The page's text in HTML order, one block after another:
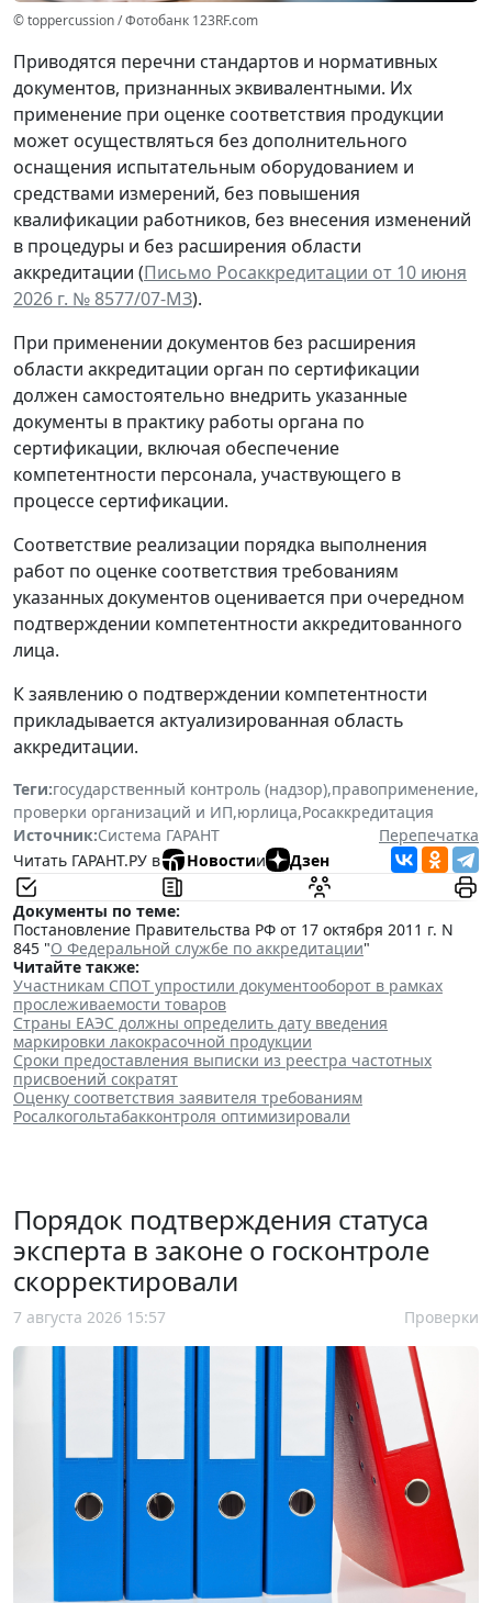
© toppercussion / Фотобанк 123RF.com
Приводятся перечни стандартов и нормативных
документов, признанных эквивалентными. Их
применение при оценке соответствия продукции
может осуществляться без дополнительного
оснащения испытательным оборудованием и
средствами измерений, без повышения
квалификации работников, без внесения изменений
в процедуры и без расширения области
аккредитации (Письмо Росаккредитации от 10 июня
2026 г. № 8577/07-МЗ).
При применении документов без расширения
области аккредитации орган по сертификации
должен самостоятельно внедрить указанные
документы в практику работы органа по
сертификации, включая обеспечение
компетентности персонала, участвующего в
процессе сертификации.
Соответствие реализации порядка выполнения
работ по оценке соответствия требованиям
указанных документов оценивается при очередном
подтверждении компетентности аккредитованного
лица.
К заявлению о подтверждении компетентности
прикладывается актуализированная область
аккредитации.
Теги:государственный контроль (надзор),правоприменение,
проверки организаций и ИП,юрлица,Росаккредитация
Источник:Система ГАРАНТ
Перепечатка
Читать ГАРАНТ.РУ в
Новостии Дзен
Документы по теме:
Постановление Правительства РФ от 17 октября 2011 г. N
845 "О Федеральной службе по аккредитации"
Читайте также:
Участникам СПОТ упростили документооборот в рамках
прослеживаемости товаров
Страны ЕАЭС должны определить дату введения
маркировки лакокрасочной продукции
Сроки предоставления выписки из реестра частотных
присвоений сократят
Оценку соответствия заявителя требованиям
Росалкогольтабакконтроля оптимизировали
Порядок подтверждения статуса
эксперта в законе о госконтроле
скорректировали
7 августа 2026 15:57 Проверки